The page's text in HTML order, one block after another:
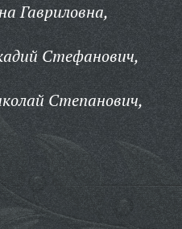
Гавриловна,
Стефанович,
Степанович,